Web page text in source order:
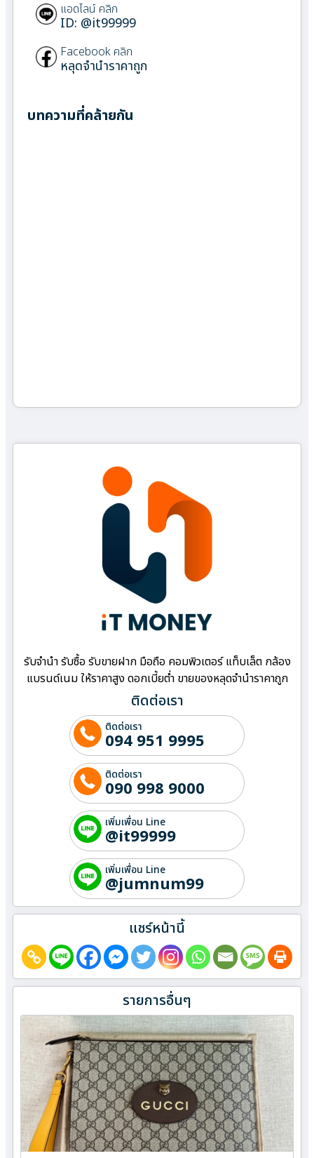
แอดไลน์ คลิก
ID: @it99999
Facebook คลิก
หลุดจำนำราคาถูก
บทความที่คล้ายกัน
รับจำนำ รับซื้อ รับขายฝาก มือถือ คอมพิวเตอร์ แท็บเล็ต กล้อง
แบรนด์เนม ให้ราคาสูง ดอกเบี้ยต่ำ ขายของหลุดจำนำราคาถูก
ติดต่อเรา
ติดต่อเรา
094 951 9995
ติดต่อเรา
090 998 9000
เพิ่มเพื่อน Line
@it99999
เพิ่มเพื่อน Line
@jumnum99
แชร์หน้านี้
รายการอื่นๆ